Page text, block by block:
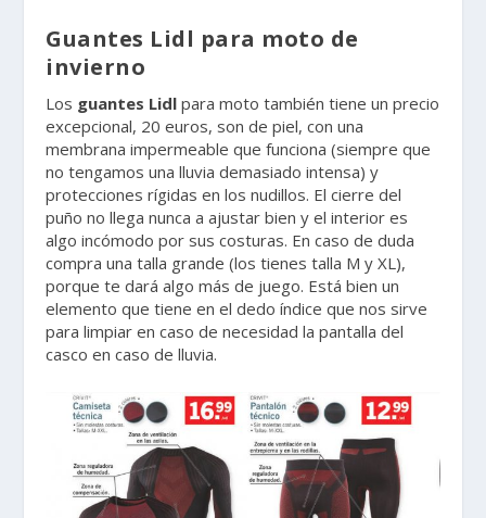
Guantes Lidl para moto de
invierno
Los guantes Lidl para moto también tiene un precio
excepcional, 20 euros, son de piel, con una
membrana impermeable que funciona (siempre que
no tengamos una lluvia demasiado intensa) y
protecciones rígidas en los nudillos. El cierre del
puño no llega nunca a ajustar bien y el interior es
algo incómodo por sus costuras. En caso de duda
compra una talla grande (los tienes talla M y XL),
porque te dará algo más de juego. Está bien un
elemento que tiene en el dedo índice que nos sirve
para limpiar en caso de necesidad la pantalla del
casco en caso de lluvia.